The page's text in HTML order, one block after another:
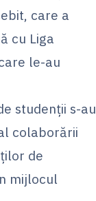
care a
cu Liga
le-au
studenții s-au
colaborării
de
mijlocul